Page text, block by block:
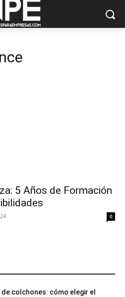
5 Años de Formación
0
colchones: cómo elegir el